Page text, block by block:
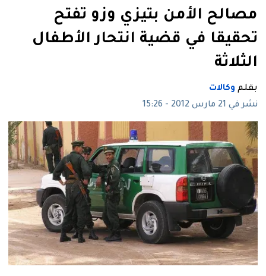
مصالح الأمن بتيزي وزو تفتح
تحقيقا في قضية انتحار الأطفال
الثلاثة
بقلم وكالات
نشر في 21 مارس 2012 - 15:26